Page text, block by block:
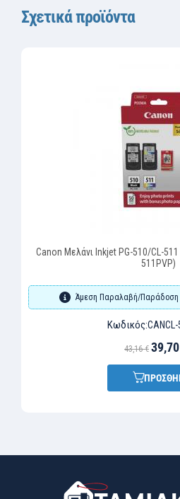
Σχετικά προϊόντα
Canon Μελάνι Inkjet PG-510/CL-
511PVP)
Άμεση Παραλαβή/Παράδοση
Κωδικός:
43,16 €